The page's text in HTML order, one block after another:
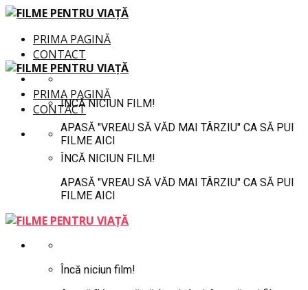
PRIMA PAGINĂ
CONTACT
ÎNCĂ NICIUN FILM!
APASĂ "VREAU SĂ VĂD MAI TÂRZIU" CA SĂ PUI
FILME AICI
PRIMA PAGINĂ
CONTACT
ÎNCĂ NICIUN FILM!
APASĂ "VREAU SĂ VĂD MAI TÂRZIU" CA SĂ PUI
FILME AICI
Încă niciun film!